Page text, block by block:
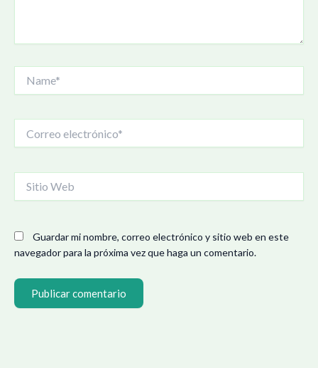
electrónico*
Web
Guardar mi nombre, correo electrónico y sitio web en este
navegador para la próxima vez que haga un comentario.